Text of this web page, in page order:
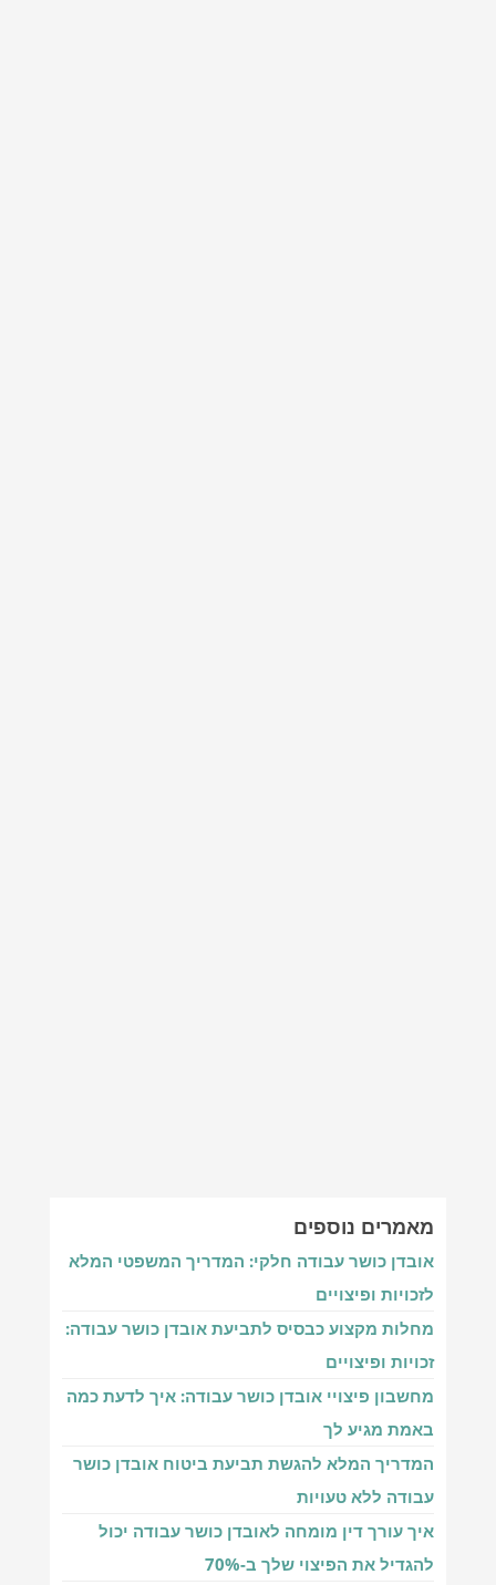
מאמרים נוספים‎
אובדן כושר עבודה חלקי: המדריך המשפטי המלא
לזכויות ופיצויים
מחלות מקצוע כבסיס לתביעת אובדן כושר עבודה:
זכויות ופיצויים
מחשבון פיצויי אובדן כושר עבודה: איך לדעת כמה
באמת מגיע לך
המדריך המלא להגשת תביעת ביטוח אובדן כושר
עבודה ללא טעויות
איך עורך דין מומחה לאובדן כושר עבודה יכול
להגדיל את הפיצוי שלך ב-70%